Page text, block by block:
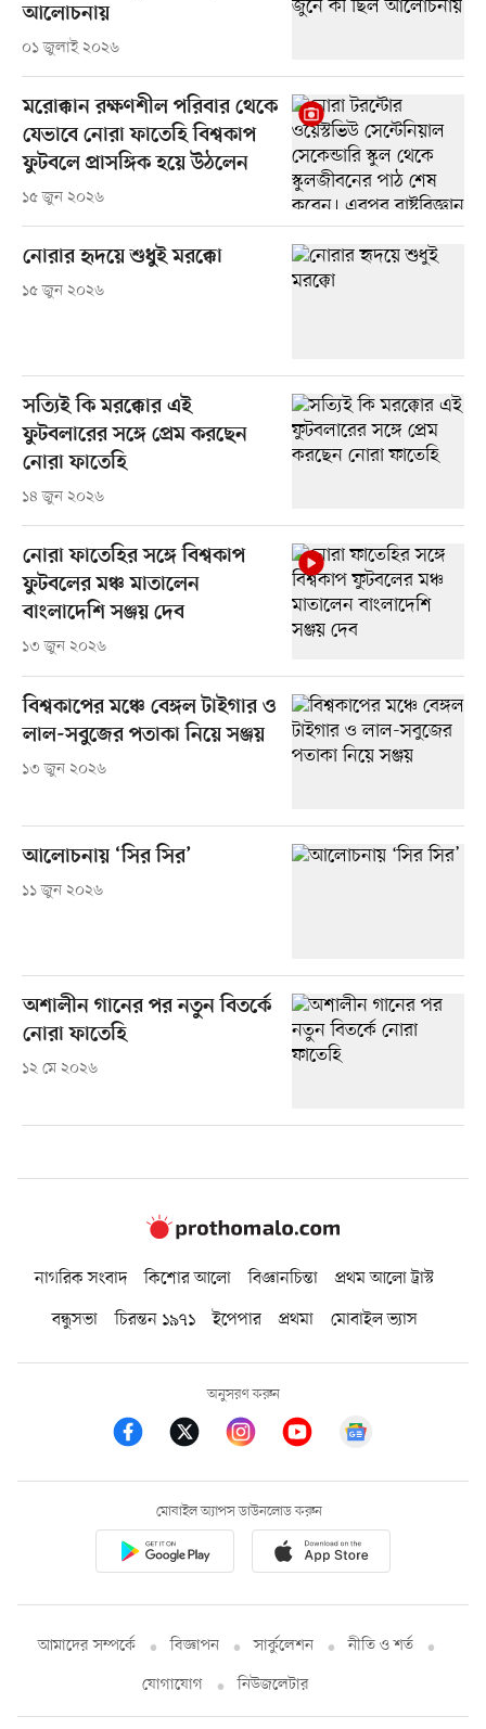
আলোচনায়
০১ জুলাই ২০২৬
মরোক্কান রক্ষণশীল পরিবার থেকে
যেভাবে নোরা ফাতেহি বিশ্বকাপ
ফুটবলে প্রাসঙ্গিক হয়ে উঠলেন
১৫ জুন ২০২৬
নোরার হৃদয়ে শুধুই মরক্কো
১৫ জুন ২০২৬
সত্যিই কি মরক্কোর এই
ফুটবলারের সঙ্গে প্রেম করছেন
নোরা ফাতেহি
১৪ জুন ২০২৬
নোরা ফাতেহির সঙ্গে বিশ্বকাপ
ফুটবলের মঞ্চ মাতালেন
বাংলাদেশি সঞ্জয় দেব
১৩ জুন ২০২৬
বিশ্বকাপের মঞ্চে বেঙ্গল টাইগার ও
লাল-সবুজের পতাকা নিয়ে সঞ্জয়
১৩ জুন ২০২৬
আলোচনায় ‘সির সির’
১১ জুন ২০২৬
অশালীন গানের পর নতুন বিতর্কে
নোরা ফাতেহি
১২ মে ২০২৬
নাগরিক সংবাদ কিশোর আলো বিজ্ঞানচিন্তা
প্রথম আলো ট্রাস্ট
বন্ধুসভা
চিরন্তন ১৯৭১ ইপেপার প্রথমা মোবাইল ভ্যাস
অনুসরণ করুন
মোবাইল অ্যাপস ডাউনলোড করুন
আমাদের সম্পর্কে বিজ্ঞাপন সার্কুলেশন
নীতি ও শর্ত
যোগাযোগ
নিউজলেটার